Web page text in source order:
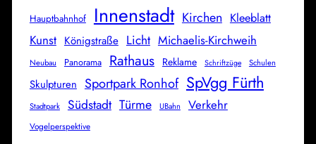
Hauptbahnhof Innenstadt Kirchen Kleeblatt
Kunst Königstraße Licht Michaelis-Kirchweih
Neubau Panorama Rathaus Reklame Schriftzüge Schulen
Skulpturen Sportpark Ronhof SpVgg Fürth
Stadtpark Südstadt Türme UBahn Verkehr
Vogelperspektive